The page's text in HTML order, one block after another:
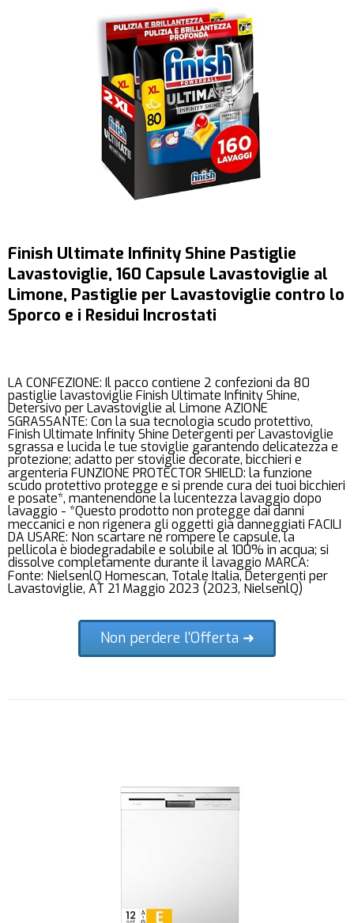
Finish Ultimate Infinity Shine Pastiglie
Lavastoviglie, 160 Capsule Lavastoviglie al
Limone, Pastiglie per Lavastoviglie contro lo
Sporco e i Residui Incrostati
LA CONFEZIONE: Il pacco contiene 2 confezioni da 80
pastiglie lavastoviglie Finish Ultimate Infinity Shine,
Detersivo per Lavastoviglie al Limone AZIONE
SGRASSANTE: Con la sua tecnologia scudo protettivo,
Finish Ultimate Infinity Shine Detergenti per Lavastoviglie
sgrassa e lucida le tue stoviglie garantendo delicatezza e
protezione; adatto per stoviglie decorate, bicchieri e
argenteria FUNZIONE PROTECTOR SHIELD: la funzione
scudo protettivo protegge e si prende cura dei tuoi bicchieri
e posate*, mantenendone la lucentezza lavaggio dopo
lavaggio - *Questo prodotto non protegge dai danni
meccanici e non rigenera gli oggetti già danneggiati FACILI
DA USARE: Non scartare né rompere le capsule, la
pellicola è biodegradabile e solubile al 100% in acqua; si
dissolve completamente durante il lavaggio MARCA:
Fonte: NielsenlQ Homescan, Totale Italia, Detergenti per
Lavastoviglie, AT 21 Maggio 2023 (2023, NielsenlQ)
Non perdere l'Offerta ➜